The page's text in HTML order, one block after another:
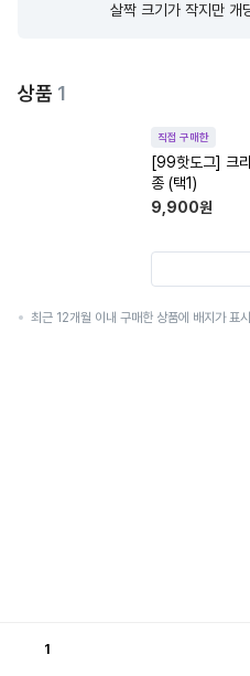
살짝 크기가 작지만 개
상품 1
직접 구매한
[99핫도그] 크
종 (택1)
9,900원
최근 12개월 이내 구매한 상품에 배지가 표
1